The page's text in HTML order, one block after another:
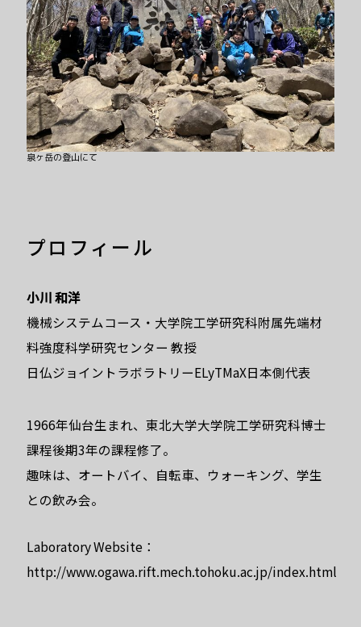
泉ヶ岳の登山にて
プロフィール
小川 和洋
機械システムコース・大学院工学研究科附属先端材
料強度科学研究センター 教授
日仏ジョイントラボラトリーELyTMaX日本側代表
1966年仙台生まれ、東北大学大学院工学研究科博士
課程後期3年の課程修了。
趣味は、オートバイ、自転車、ウォーキング、学生
との飲み会。
Laboratory Website：
http://www.ogawa.rift.mech.tohoku.ac.jp/index.html